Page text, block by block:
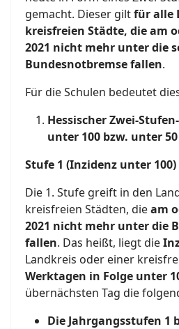
gemacht. Dieser giltfür alle
kreisfreien Städte, die am
2021 nicht mehr unter die
Bundesnotbremse fallen.
Für die Schulen bedeutet
Hessischer Zwei-
unter 100 bzw. unter 50
Stufe 1 (Inzidenz unter 100)
Die 1. Stufe greift in den
kreisfreien Städten, dieam
2021 nicht mehr unter die
fallen. Das heißt, liegt die
Landkreis oder einer
Werktagen in Folge unter
übernächsten Tag die
Die Jahrgangsstufen 1